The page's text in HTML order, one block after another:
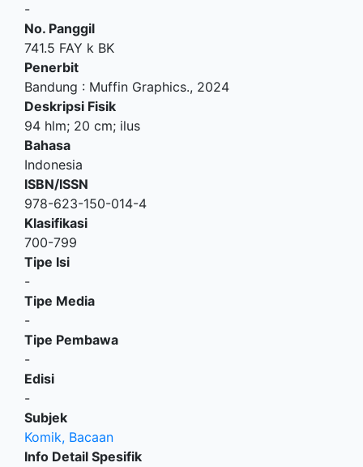
-
No. Panggil
741.5 FAY k BK
Penerbit
Bandung : Muffin Graphics., 2024
Deskripsi Fisik
94 hlm; 20 cm; ilus
Bahasa
Indonesia
ISBN/ISSN
978-623-150-014-4
Klasifikasi
700-799
Tipe Isi
-
Tipe Media
-
Tipe Pembawa
-
Edisi
-
Subjek
Komik, Bacaan
Info Detail Spesifik